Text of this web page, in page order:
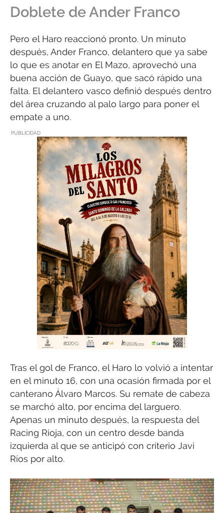
Doblete de Ander Franco
Pero el Haro reaccionó pronto. Un minuto
después, Ander Franco, delantero que ya sabe
lo que es anotar en El Mazo, aprovechó una
buena acción de Guayo, que sacó rápido una
falta. El delantero vasco definió después dentro
del área cruzando al palo largo para poner el
empate a uno.
PUBLICIDAD
Tras el gol de Franco, el Haro lo volvió a intentar
en el minuto 16, con una ocasión firmada por el
canterano Álvaro Marcos. Su remate de cabeza
se marchó alto, por encima del larguero.
Apenas un minuto después, la respuesta del
Racing Rioja, con un centro desde banda
izquierda al que se anticipó con criterio Javi
Ríos por alto.